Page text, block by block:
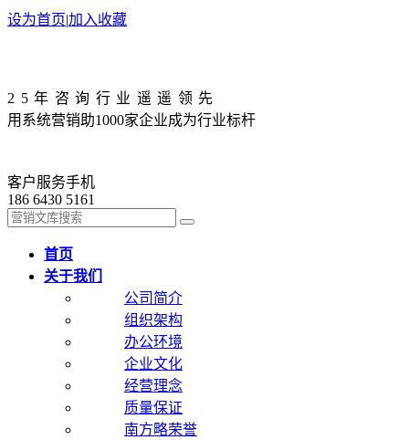
设为首页|加入收藏
25年咨询行业遥遥领先
用系统营销助1000家企业成为行业标杆
客户服务手机
186 6430 5161
首页
关于我们
公司简介
组织架构
办公环境
企业文化
经营理念
质量保证
南方略荣誉